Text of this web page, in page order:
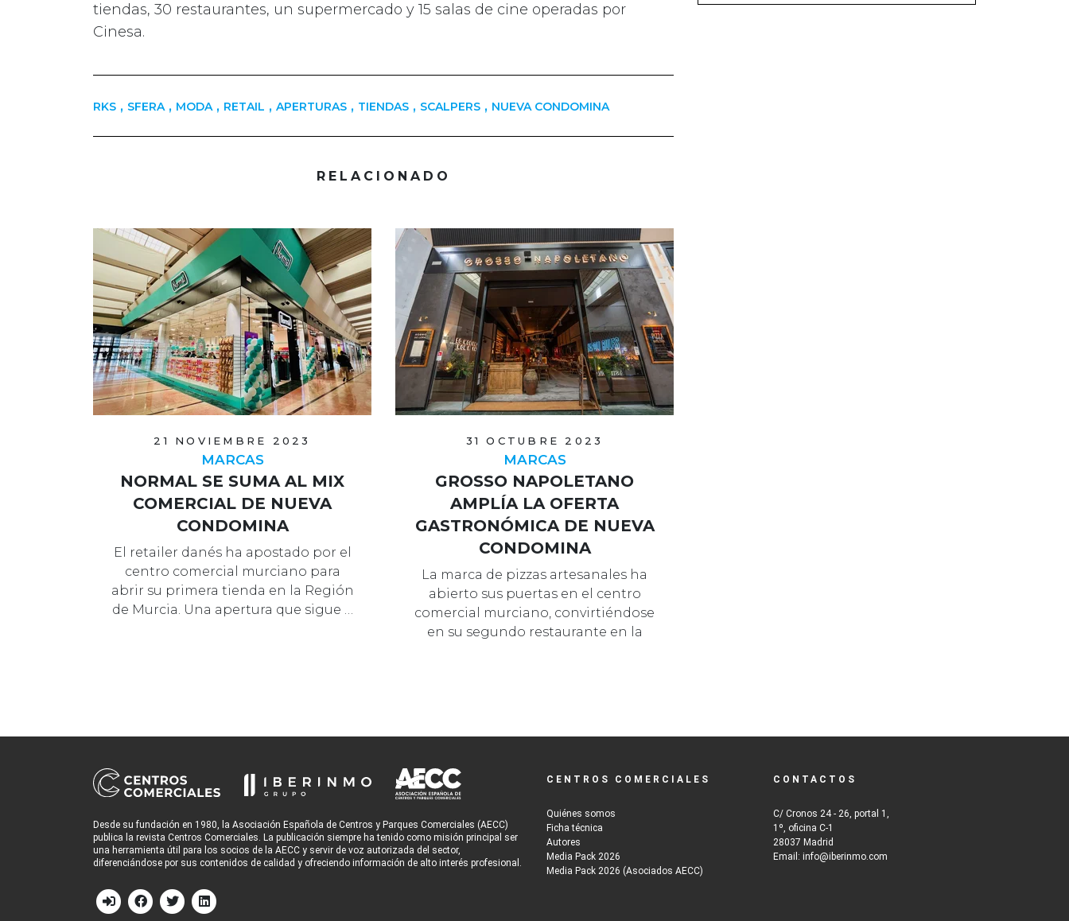
tiendas, 30 restaurantes, un supermercado y 15 salas de cine operadas por
Cinesa.
RKS , SFERA , MODA , RETAIL , APERTURAS , TIENDAS , SCALPERS , NUEVA CONDOMINA
RELACIONADO
21 NOVIEMBRE 2023
MARCAS
NORMAL SE SUMA AL MIX
COMERCIAL DE NUEVA
CONDOMINA
El retailer danés ha apostado por el
centro comercial murciano para
abrir su primera tienda en la Región
de Murcia. Una apertura que sigue …
31 OCTUBRE 2023
MARCAS
GROSSO NAPOLETANO
AMPLÍA LA OFERTA
GASTRONÓMICA DE NUEVA
CONDOMINA
La marca de pizzas artesanales ha
abierto sus puertas en el centro
comercial murciano, convirtiéndose
en su segundo restaurante en la
Desde su fundación en 1980, la Asociación Española de Centros y Parques Comerciales (AECC)
publica la revista Centros Comerciales. La publicación siempre ha tenido como misión principal ser
una herramienta útil para los socios de la AECC y servir de voz autorizada del sector,
diferenciándose por sus contenidos de calidad y ofreciendo información de alto interés profesional.
CENTROS COMERCIALES
Quiénes somos
Ficha técnica
Autores
Media Pack 2026
Media Pack 2026 (Asociados AECC)
CONTACTOS
C/ Cronos 24 - 26, portal 1,
1º, oficina C-1
28037 Madrid
Email: info@iberinmo.com